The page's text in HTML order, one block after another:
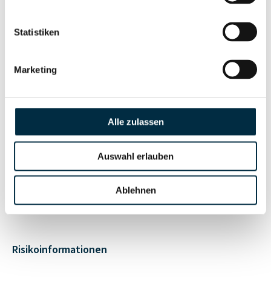
Statistiken
Marketing
Alle zulassen
Auswahl erlauben
Ablehnen
Gesellschafterstruktur
Unternehmensprofil
anfragen
Wirtschaftlich
Vollständiges
Unternehmensprofil
anfragen
Risikoinformationen